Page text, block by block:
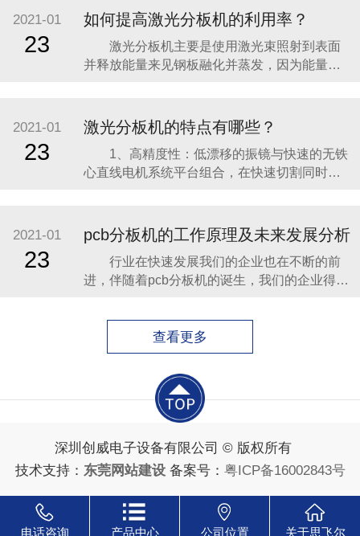
3、铡刀pcb分板机可以依据不一样长度的
LED灯条定做，最大长度1000MM，突破了分
板长度的极限。 4、将切
2021-01
23
如何提高激光分板机的利用率？
激光分板机主要是使用激光束照射到表面
并释放能量来见钢板融化并蒸发，因为能量高
板达到其他部位，基本上不会造成任何的变
形，利用激光就能制作出复杂形状的工件，所
切割的工件并不需要进行下一步的加工就能直
接使用。 激光分
2021-01
23
激光分板机的特点有哪些？
1、高精度性：低漂移的振镜与快速的无铁
心直线电机系统平台组合，在快速切割同时保
作的中文界面，友好美观，功能强大多样，操
作简单方便。 3、智能自动性：采用高精度
CCD 自动定位、对焦，定位快速准确
2021-01
23
pcb分板机的工作原理及未来发展分析
行业在快速发展我们的企业也在不断的前
进，伴随着pcb分板机的诞生，我们的企业得到
看什么是pcb分板机的工作原理和相关型号的介
绍吧。 1、可以自由弯曲、卷绕、折叠，可
依照空间布局要求任意安排，并在三维空间任
意移动和伸缩，从而达到元器件装配和导线连
查看更多
深圳创威电子设备有限公司 © 版权所有
技术支持： 东莞网站建设备案号： 粤ICP备16002843号
电话咨询 产品中心 公司位置 关于思飞尔